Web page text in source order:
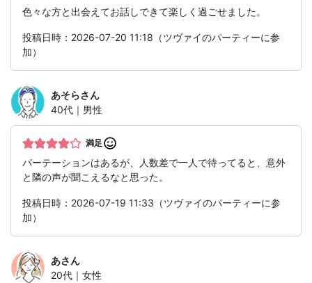
色々な方と出会えてお話しできて楽しく過ごせました。
投稿日時：2026-07-20 11:18（ツヴァイのパーティーに参
加）
あそらさん
40代｜男性
満足
パーテーションはあるが、人数差で一人で待ってると、意外
と隣の声が聞こえるなと思った。
投稿日時：2026-07-19 11:33（ツヴァイのパーティーに参
加）
あさん
20代｜女性